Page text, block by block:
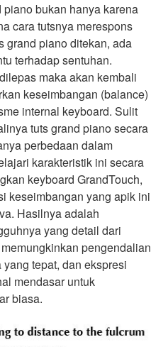
bukan hanya karena
cara tutsnya merespons
grand piano ditekan, ada
terhadap sentuhan.
maka akan kembali
keseimbangan (balance)
internal keyboard. Sulit
tuts grand piano secara
perbedaan dalam
karakteristik ini secara
keyboard GrandTouch,
keseimbangan yang apik ini
Hasilnya adalah
yang detail dari
pengendalian
tepat, dan ekspresi
mendasar untuk
biasa.